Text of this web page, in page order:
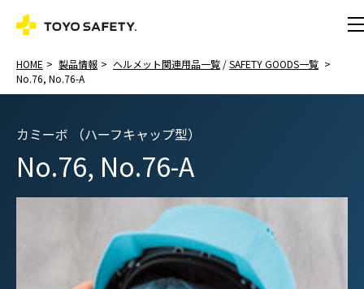
HOME 製品情報 ヘルメット関連用品一覧 /SAFETY GOODS一覧
No.76, No.76-A
カミーボ （ハーフキャップ型）
No.76, No.76-A